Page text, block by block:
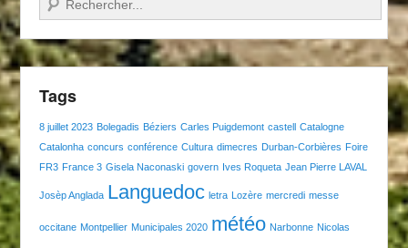
Tags
8 juillet 2023 Bolegadis Béziers Carles Puigdemont castell Catalogne
Catalonha concurs conférence Cultura dimecres Durban-Corbières Foire
FR3 France 3 Gisela Naconaski govern Ives Roqueta Jean Pierre LAVAL
Josèp Anglada Languedoc letra Lozère mercredi messe
occitane Montpellier Municipales 2020 météo Narbonne Nicolas